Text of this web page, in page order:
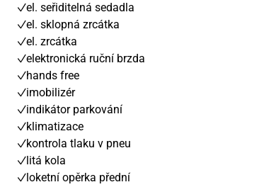
el. seřiditelná sedadla
el. sklopná zrcátka
el. zrcátka
elektronická ruční brzda
hands free
imobilizér
indikátor parkování
klimatizace
kontrola tlaku v pneu
litá kola
loketní opěrka přední